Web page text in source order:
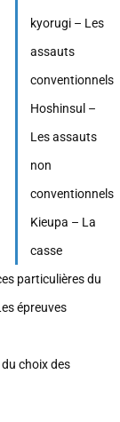
kyorugi – Les
assauts
conventionnels
Hoshinsul –
Les assauts
non
conventionnels
Kieupa – La
casse
particulières du
épreuves
choix des